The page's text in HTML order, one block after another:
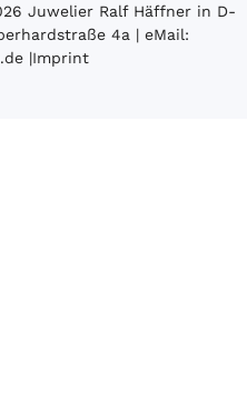
Juwelier Ralf Häffner in D-
4a | eMail:
|Imprint